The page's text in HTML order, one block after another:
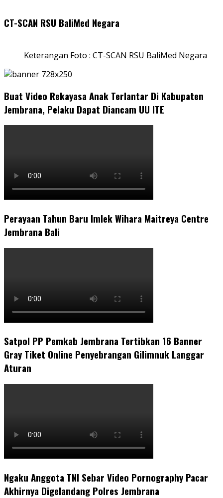
CT-SCAN RSU BaliMed Negara
Keterangan Foto : CT-SCAN RSU BaliMed Negara
Buat Video Rekayasa Anak Terlantar Di Kabupaten
Jembrana, Pelaku Dapat Diancam UU ITE
Perayaan Tahun Baru Imlek Wihara Maitreya Centre
Jembrana Bali
Satpol PP Pemkab Jembrana Tertibkan 16 Banner
Gray Tiket Online Penyebrangan Gilimnuk Langgar
Aturan
Ngaku Anggota TNI Sebar Video Pornography Pacar
Akhirnya Digelandang Polres Jembrana